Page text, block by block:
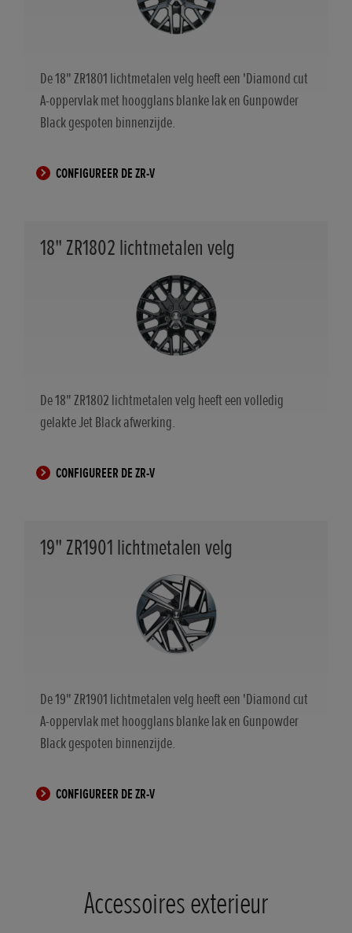
De 18" ZR1801 lichtmetalen velg heeft een 'Diamond cut
A-oppervlak met hoogglans blanke lak en Gunpowder
Black gespoten binnenzijde.
CONFIGUREER DE ZR-V
18" ZR1802 lichtmetalen velg
De 18" ZR1802 lichtmetalen velg heeft een volledig
gelakte Jet Black afwerking.
CONFIGUREER DE ZR-V
19" ZR1901 lichtmetalen velg
De 19" ZR1901 lichtmetalen velg heeft een 'Diamond cut
A-oppervlak met hoogglans blanke lak en Gunpowder
Black gespoten binnenzijde.
CONFIGUREER DE ZR-V
Accessoires exterieur